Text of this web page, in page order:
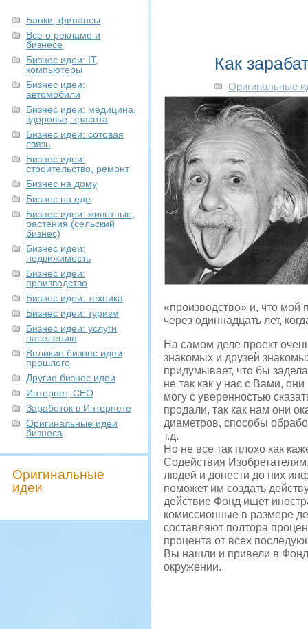
Банки, финансы
Все о рекламе и
бизнесе
Бизнес идеи: IT,
компьютеры
Бизнес идеи:
автомобили
Бизнес идеи: медицина,
здоровье, красота
Бизнес идеи: сотовая
связь
Бизнес идеи:
строительство, ремонт
Бизнес на дому
Бизнес на еде
Бизнес идеи: животные,
растения (сельский
бизнес)
Бизнес идеи:
недвижимость
Бизнес идеи:
производство
Бизнес идеи: техника
Бизнес идеи: туризм
Бизнес идеи: услуги
населению
Великие бизнес идеи
прошлого
Другие бизнес идеи
Интернет, СЕО
Заработок в Интернете
Оригинальные идеи
бизнеса
Оригинальные
идеи
Как
Оригинальные
«производство» и, что мой
через одиннадцать лет,
На самом деле проект
знакомых и друзей
придумывает, что бы
не так как у нас с Вами,
могу с уверенностью
продали, так как нам они
диаметров, способы
т.д.
Но не все так плохо как
Содействия
людей и донести до них
поможет им создать
действие Фонд ищет
комиссионные в размере
составляют полтора
процента от всех
Вы нашли и привели в
окружении.